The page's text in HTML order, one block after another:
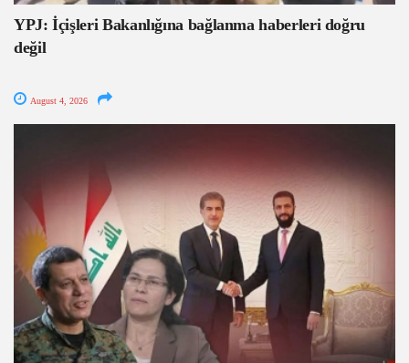
YPJ: İçişleri Bakanlığına bağlanma haberleri doğru
değil
August 4, 2026